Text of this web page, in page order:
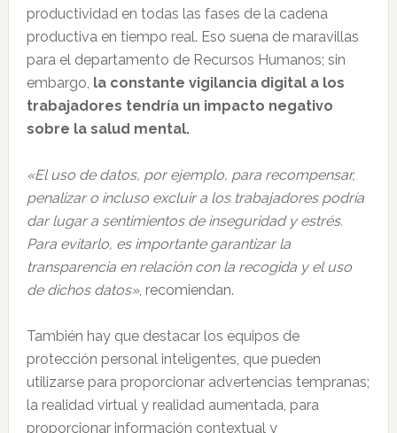
productividad en todas las fases de la cadena
productiva en tiempo real. Eso suena de maravillas
para el departamento de Recursos Humanos; sin
embargo, la constante vigilancia digital a los
trabajadores tendría un impacto negativo
sobre la salud mental.
«El uso de datos, por ejemplo, para recompensar,
penalizar o incluso excluir a los trabajadores podría
dar lugar a sentimientos de inseguridad y estrés.
Para evitarlo, es importante garantizar la
transparencia en relación con la recogida y el uso
de dichos datos», recomiendan.
También hay que destacar los equipos de
protección personal inteligentes, que pueden
utilizarse para proporcionar advertencias tempranas;
la realidad virtual y realidad aumentada, para
proporcionar información contextual y